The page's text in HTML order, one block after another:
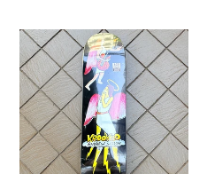
[KROOKED]
WILSON
ANGEL(TRUE
FIT
MOLD)-
8.25"
x